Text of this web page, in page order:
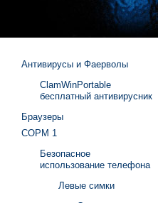
Антивирусы и Фаерволы
ClamWinPortable
бесплатный антивирусник
Браузеры
СОРМ 1
Безопасное
использование телефона
Левые симки